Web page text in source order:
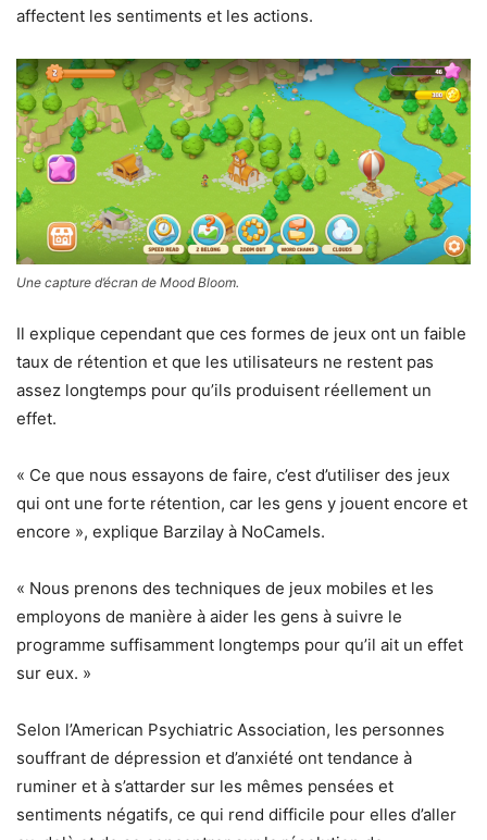
affectent les sentiments et les actions.
Une capture d’écran de Mood Bloom.
Il explique cependant que ces formes de jeux ont un faible
taux de rétention et que les utilisateurs ne restent pas
assez longtemps pour qu’ils produisent réellement un
effet.
« Ce que nous essayons de faire, c’est d’utiliser des jeux
qui ont une forte rétention, car les gens y jouent encore et
encore », explique Barzilay à NoCamels.
« Nous prenons des techniques de jeux mobiles et les
employons de manière à aider les gens à suivre le
programme suffisamment longtemps pour qu’il ait un effet
sur eux. »
Selon l’American Psychiatric Association, les personnes
souffrant de dépression et d’anxiété ont tendance à
ruminer et à s’attarder sur les mêmes pensées et
sentiments négatifs, ce qui rend difficile pour elles d’aller